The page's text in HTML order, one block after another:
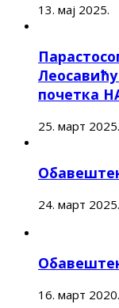
13. мај 2025.
почетка
25. март 2025.
24. март 2025.
16. март 2020.